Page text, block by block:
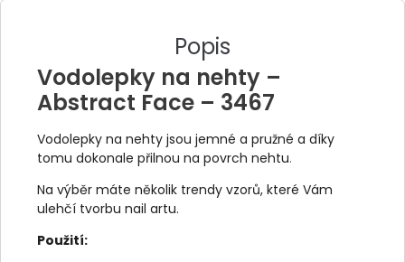
Popis
Vodolepky na nehty –
Abstract Face – 3467
Vodolepky na nehty jsou jemné a pružné a díky
tomu dokonale přilnou na povrch nehtu.
Na výběr máte několik trendy vzorů, které Vám
ulehčí tvorbu nail artu.
Použití: